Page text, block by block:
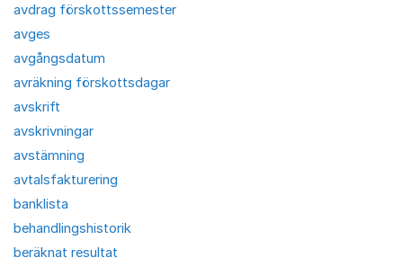
avdrag förskottssemester
avges
avgångsdatum
avräkning förskottsdagar
avskrift
avskrivningar
avstämning
avtalsfakturering
banklista
behandlingshistorik
beräknat resultat